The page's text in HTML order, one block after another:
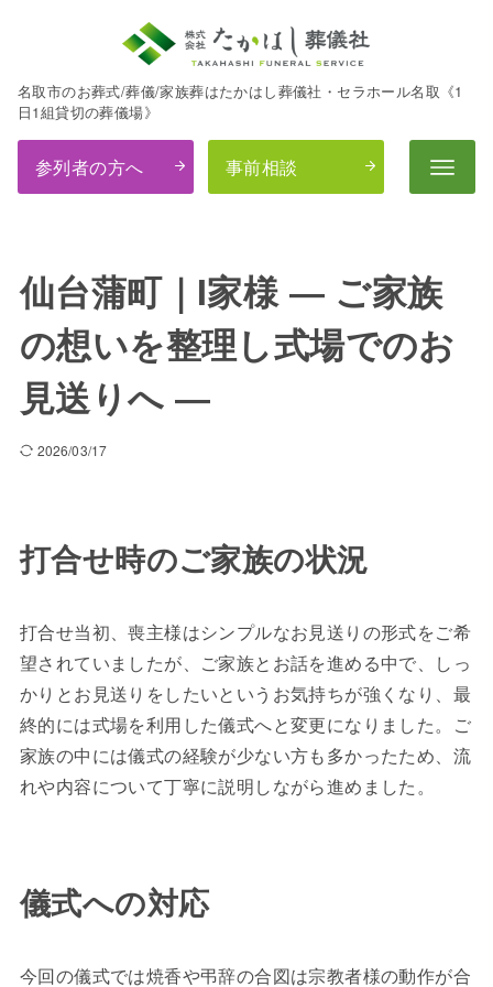
名取市のお葬式/葬儀/家族葬はたかはし葬儀社・セラホール名取《1
日1組貸切の葬儀場》
参列者の方へ 事前相談
仙台蒲町｜I家様 ― ご家族
の想いを整理し式場でのお
見送りへ ―
2026/03/17
打合せ時のご家族の状況
打合せ当初、喪主様はシンプルなお見送りの形式をご希
望されていましたが、ご家族とお話を進める中で、しっ
かりとお見送りをしたいというお気持ちが強くなり、最
終的には式場を利用した儀式へと変更になりました。ご
家族の中には儀式の経験が少ない方も多かったため、流
れや内容について丁寧に説明しながら進めました。
儀式への対応
今回の儀式では焼香や弔辞の合図は宗教者様の動作が合